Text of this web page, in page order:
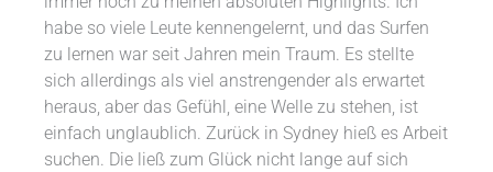
habe so viele Leute kennengelernt, und das Surfen
zu lernen war seit Jahren mein Traum. Es stellte
sich allerdings als viel anstrengender als erwartet
heraus, aber das Gefühl, eine Welle zu stehen, ist
einfach unglaublich. Zurück in Sydney hieß es Arbeit
suchen. Die ließ zum Glück nicht lange auf sich